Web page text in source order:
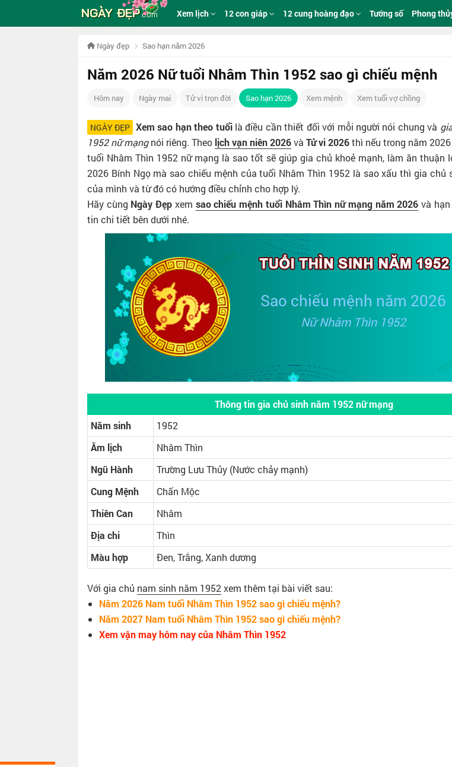
NGÀY ĐẸP.com Xem lịch 12 con giáp 12 cung hoàng đạo Tướng số Phong
Ngày đẹp Sao hạn năm 2026
Năm 2026 Nữ tuổi Nhâm Thìn 1952 sao gì chiếu mệnh
Hôm nay Ngày mai Tử vi trọn đời Sao hạn 2026 Xem mệnh Xem tuổi vợ chồng
NGÀY ĐẸP Xem sao hạn theo tuổilà điều cần thiết đối với mỗi người nói chung và
1952 nữ mạngnói riêng. Theo lịch vạn niên 2026và Tử vi 2026thì nếu trong năm
tuổi Nhâm Thìn 1952 nữ mạng là sao tốt sẽ giúp gia chủ khoẻ mạnh, làm ăn thuận
2026 Bính Ngọ mà sao chiếu mệnh của tuổi Nhâm Thìn 1952 là sao xấu thì gia chủ
của mình và từ đó có hướng điều chỉnh cho hợp lý.
Hãy cùng Ngày Đẹp xem sao chiếu mệnh tuổi Nhâm Thìn nữ mạng năm 2026 và
tin chi tiết bên dưới nhé.
Sao chiếu mệnh năm 2026
Nữ Nhâm Thìn 1952
Thông tin gia chủ sinh năm 1952 nữ mạng
Năm sinh
1952
Âm lịch
Nhâm Thìn
Ngũ Hành
Trường Lưu Thủy (Nước chảy mạnh)
Cung Mệnh
Chấn Mộc
Thiên Can
Nhâm
Địa chi
Thìn
Màu hợp
Đen, Trắng, Xanh dương
Với gia chủ nam sinh năm 1952 xem thêm tại bài viết sau:
Năm 2026 Nam tuổi Nhâm Thìn 1952 sao gì chiếu mệnh?
Năm 2027 Nam tuổi Nhâm Thìn 1952 sao gì chiếu mệnh?
Xem vận may hôm nay của Nhâm Thìn 1952